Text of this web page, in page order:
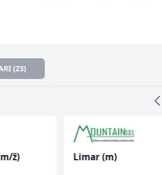
(23)
ž) Limar (m)